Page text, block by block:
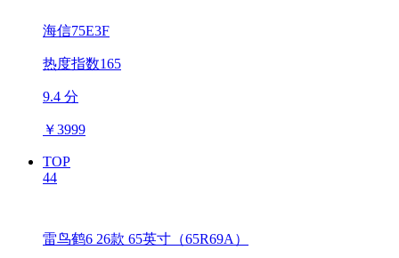
海信75E3F
热度指数165
9.4 分
￥3999
TOP
44
雷鸟鹤6 26款 65英寸（65R69A）